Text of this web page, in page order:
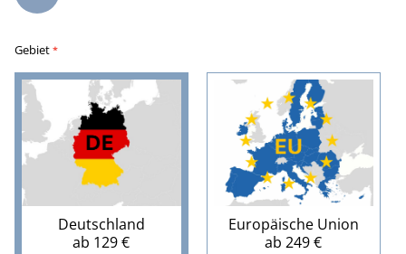
Gebiet *
Deutschland
ab 129 €
Europäische Union
ab 249 €